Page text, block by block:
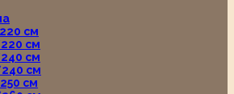
см
см
см
см
см